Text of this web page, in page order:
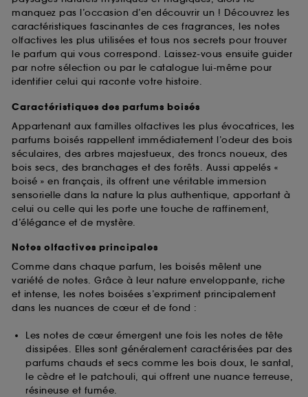
manquez pas l’occasion d’en découvrir un ! Découvrez les
caractéristiques fascinantes de ces fragrances, les notes
olfactives les plus utilisées et tous nos secrets pour trouver
le parfum qui vous correspond. Laissez-vous ensuite guider
par notre sélection ou par le catalogue lui-même pour
identifier celui qui raconte votre histoire.
Caractéristiques des parfums boisés
Appartenant aux familles olfactives les plus évocatrices, les
parfums boisés rappellent immédiatement l’odeur des bois
séculaires, des arbres majestueux, des troncs noueux, des
bois secs, des branchages et des forêts. Aussi appelés «
boisé » en français, ils offrent une véritable immersion
sensorielle dans la nature la plus authentique, apportant à
celui ou celle qui les porte une touche de raffinement,
d’élégance et de mystère.
Notes olfactives principales
Comme dans chaque parfum, les boisés mêlent une
variété de notes. Grâce à leur nature enveloppante, riche
et intense, les notes boisées s’expriment principalement
dans les nuances de cœur et de fond :
Les notes de cœur émergent une fois les notes de tête
dissipées. Elles sont généralement caractérisées par des
parfums chauds et secs comme les bois doux, le santal,
le cèdre et le patchouli, qui offrent une nuance terreuse,
résineuse et fumée.